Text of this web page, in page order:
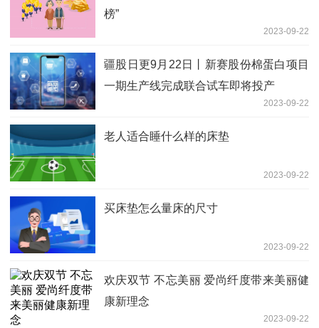
榜”
2023-09-22
疆股日更9月22日丨新赛股份棉蛋白项目
一期生产线完成联合试车即将投产
2023-09-22
老人适合睡什么样的床垫
2023-09-22
买床垫怎么量床的尺寸
2023-09-22
欢庆双节 不忘美丽 爱尚纤度带来美丽健
康新理念
2023-09-22